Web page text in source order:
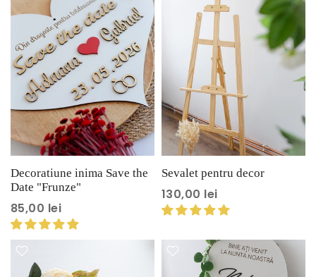
Decoratiune inima Save the
Date "Frunze"
85,00 lei
Sevalet pentru decor
130,00 lei